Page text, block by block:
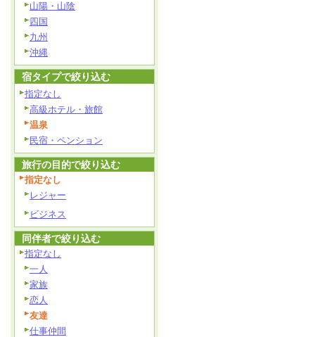
山陽・山陰
四国
九州
沖縄
宿タイプで絞り込む
指定なし
高級ホテル・旅館
温泉
民宿・ペンション
旅行の目的で絞り込む
指定なし
レジャー
ビジネス
同伴者で絞り込む
指定なし
一人
家族
恋人
友達
仕事仲間